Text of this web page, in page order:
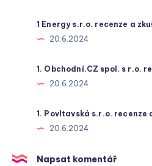
1 Energy s.r.o. recenze a
20.6.2024
1. Obchodní.CZ spol. s r.o.
20.6.2024
1. Povltavská s.r.o. recenze
20.6.2024
Napsat komentář